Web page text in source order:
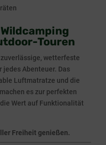
Touren
wetterfeste
Abenteuer. Das
Luftmatratze und die
es zur perfekten
Wert auf Funktionalität
Freiheit genießen.